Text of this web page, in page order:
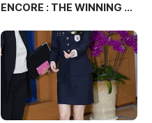
ENCORE : THE WINNING 직